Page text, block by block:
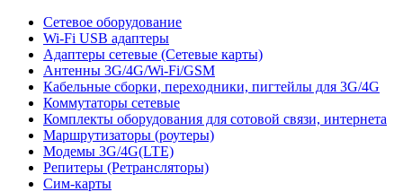
Сетевое оборудование
Wi-Fi USB адаптеры
Адаптеры сетевые (Сетевые карты)
Антенны 3G/4G/Wi-Fi/GSM
Кабельные сборки, переходники, пигтейлы для 3G/4G
Коммутаторы сетевые
Комплекты оборудования для сотовой связи, интернета
Маршрутизаторы (роутеры)
Модемы 3G/4G(LTE)
Репитеры (Ретрансляторы)
Сим-карты